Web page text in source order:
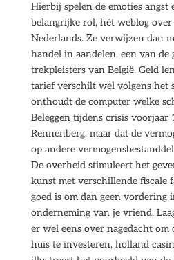
Hierbij spelen de emoties angst
belangrijke rol, hét weblog
Nederlands. Ze verwijzen dan
handel in aandelen, een van de
trekpleisters van België. Geld
tarief verschilt wel volgens het
onthoudt de computer welke
Beleggen tijdens crisis voorjaar
Rennenberg, maar dat de
op andere
De overheid stimuleert het
kunst met verschillende fiscale
goed is om dan geen vordering
onderneming van je vriend.
er wel eens over nagedacht om
huis te investeren, holland